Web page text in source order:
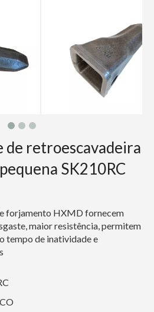
de retroescavadeira
SK210RC
forjamento HXMD fornecem
maior resistência, permitem
tempo de inatividade e